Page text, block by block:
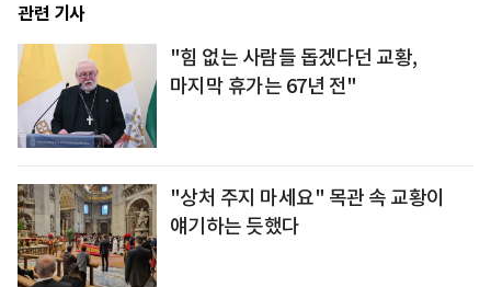
관련 기사
"힘 없는 사람들 돕겠다던 교황,
마지막 휴가는 67년 전"
"상처 주지 마세요" 목관 속 교황이
얘기하는 듯했다